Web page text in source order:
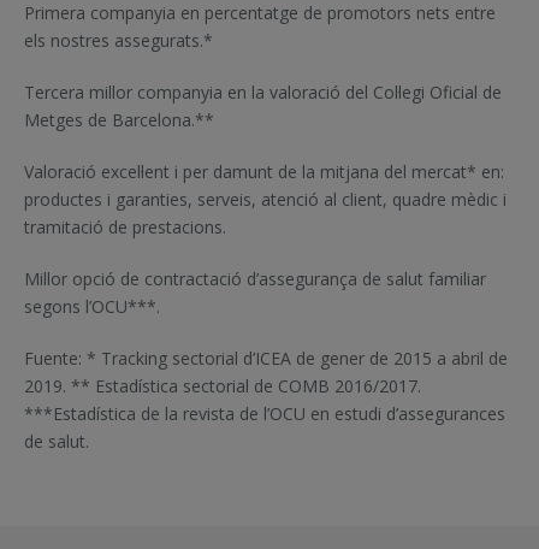
Primera companyia en percentatge de promotors nets entre
els nostres assegurats.*
Tercera millor companyia en la valoració del Col·legi Oficial de
Metges de Barcelona.**
Valoració excel·lent i per damunt de la mitjana del mercat* en:
productes i garanties, serveis, atenció al client, quadre mèdic i
tramitació de prestacions.
Millor opció de contractació d’assegurança de salut familiar
segons l’OCU***.
Fuente: * Tracking sectorial d’ICEA de gener de 2015 a abril de
2019. ** Estadística sectorial de COMB 2016/2017.
***Estadística de la revista de l’OCU en estudi d’assegurances
de salut.